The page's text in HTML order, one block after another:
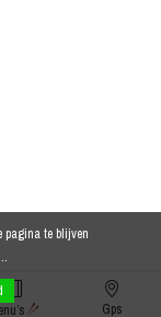
Gps
pagina te blijven